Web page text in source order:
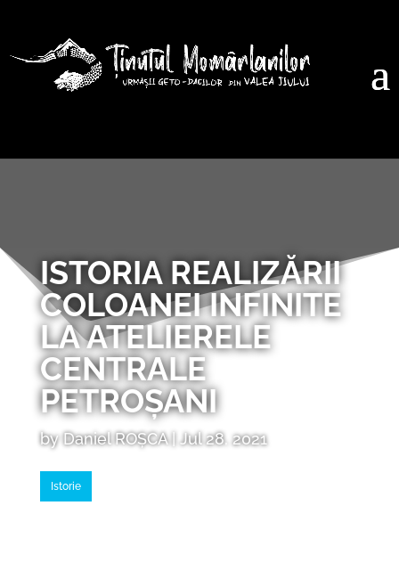
ISTORIA REALIZĂRII
COLOANEI INFINITE
LA ATELIERELE
CENTRALE
PETROȘANI
byDaniel ROȘCA| Jul 28, 2021
Istorie